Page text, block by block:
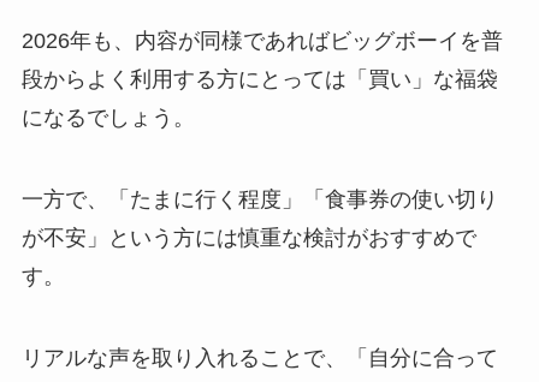
2026年も、内容が同様であればビッグボーイを普
段からよく利用する方にとっては「買い」な福袋
になるでしょう。
一方で、「たまに行く程度」「食事券の使い切り
が不安」という方には慎重な検討がおすすめで
す。
リアルな声を取り入れることで、「自分に合って